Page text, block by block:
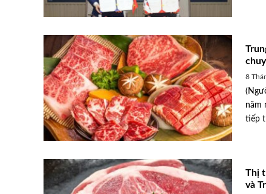
8
năm
tiếp
Thị
và
cơ sở chăn nuôi
Nghệ An: Hội thi bò béo,